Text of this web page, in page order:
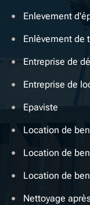
Enlevement
Enlèvement de
Entreprise de
Entreprise de
Epaviste
Location de
Location de
Location de
Nettoyage